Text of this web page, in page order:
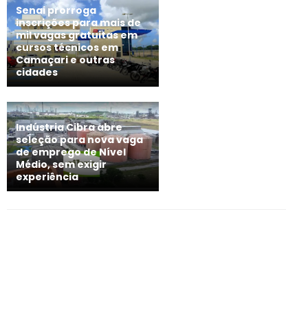
Senai prorroga
inscrições para mais de
mil vagas gratuitas em
cursos técnicos em
Camaçari e outras
cidades
Indústria Cibra abre
seleção para nova vaga
de emprego de Nível
Médio, sem exigir
experiência